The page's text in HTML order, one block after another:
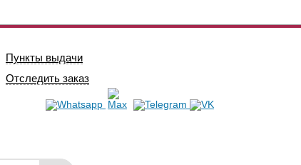
Пункты выдачи
Отследить заказ